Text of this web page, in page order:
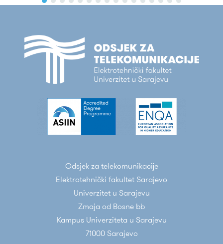
Odsjek za telekomunikacije
Elektrotehnički fakultet Sarajevo
Univerzitet u Sarajevu
Zmaja od Bosne bb
Kampus Univerziteta u Sarajevu
71000 Sarajevo